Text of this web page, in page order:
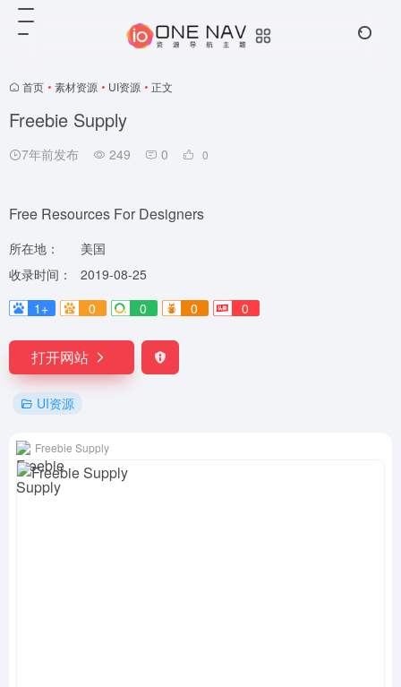
首页 • 素材资源 • UI资源 • 正文
Freebie Supply
7年前发布 249 0 0
Free Resources For Designers
所在地：
美国
收录时间：
2019-08-25
1+
0 0 0 0
打开网站
UI资源
Freebie Supply